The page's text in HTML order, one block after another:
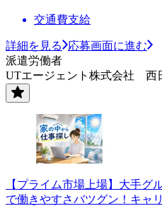
交通費支給
詳細を見る
応募画面に進む
派遣労働者
UTエージェント株式会社 西
【プライム市場上場】大手
で働きやすさバツグン！キャ